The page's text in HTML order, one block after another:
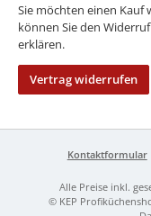
Sie möchten einen Kauf
können Sie den
erklären.
Vertrag widerrufen
Kontaktformular
Alle Preise inkl.
© KEP